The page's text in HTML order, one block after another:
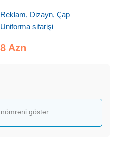
Reklam, Dizayn, Çap
Uniforma sifarişi
8 Azn
nömrəni göstər